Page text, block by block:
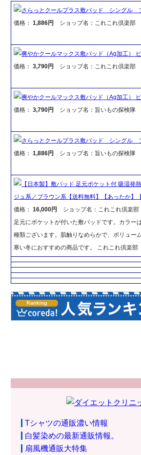
さらっとクールプラス敷パッド シングル
価格：1,886円 ショップ名：これこれ倶楽部
爽やかクールマックス敷パッド（Ag加工）
価格：3,790円 ショップ名：これこれ倶楽部
爽やかクールマックス敷パッド（Ag加工）
価格：3,790円 ショップ名：旨いもの探検隊
さらっとクールプラス敷パッド シングル
価格：1,886円 ショップ名：旨いもの探検隊
【日本製】敷パッド 足元ポケット付 吸湿発
ジュ系／ブラウン系【送料無料】【あったか】
価格：16,000円
ショップ名：これこれ倶楽部
足元にポケットが付いた敷パッドです。カラー
種類ございます。肌触りなめらかで、ボリュー
寒い冬におすすめの商品です。 これこれ倶楽部
Tシャツの通販濃い情報
白髪染めの最新通販情報。
扇風機通販大特集